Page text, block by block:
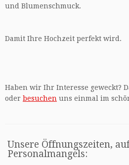
und Blumenschmuck.
Damit Ihre Hochzeit perfekt wird.
Haben wir Ihr Interesse geweckt?
oder besuchen uns einmal im
Unsere Öffnungszeiten,
Personalmangels: